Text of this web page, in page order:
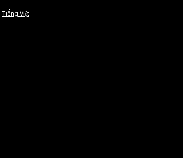
Tiếng Việt